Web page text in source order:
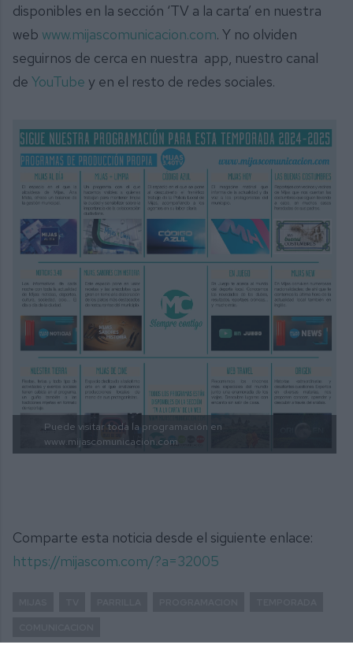
disponibles en la sección ‘TV a la carta’ en nuestra
web www.mijascomunicacion.com. Y no olviden
seguirnos de cerca en nuestra app, nuestro canal
de YouTube y en el resto de redes sociales.
Puede visitar toda la programación en
www.mijascomunicacion.com
Comparte esta noticia desde el siguiente enlace:
https://mijascom.com/?a=32005